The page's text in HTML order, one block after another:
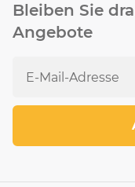
Bleiben Sie
Angebote